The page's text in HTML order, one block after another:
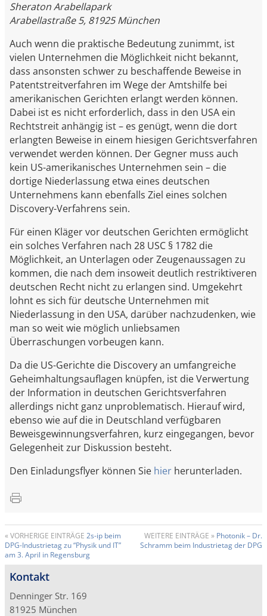
Sheraton Arabellapark
Arabellastraße 5, 81925 München
Auch wenn die praktische Bedeutung zunimmt, ist
vielen Unternehmen die Möglichkeit nicht bekannt,
dass ansonsten schwer zu beschaffende Beweise in
Patentstreitverfahren im Wege der Amtshilfe bei
amerikanischen Gerichten erlangt werden können.
Dabei ist es nicht erforderlich, dass in den USA ein
Rechtstreit anhängig ist – es genügt, wenn die dort
erlangten Beweise in einem hiesigen Gerichtsverfahren
verwendet werden können. Der Gegner muss auch
kein US-amerikanisches Unternehmen sein – die
dortige Niederlassung etwa eines deutschen
Unternehmens kann ebenfalls Ziel eines solchen
Discovery-Verfahrens sein.
Für einen Kläger vor deutschen Gerichten ermöglicht
ein solches Verfahren nach 28 USC § 1782 die
Möglichkeit, an Unterlagen oder Zeugenaussagen zu
kommen, die nach dem insoweit deutlich restriktiveren
deutschen Recht nicht zu erlangen sind. Umgekehrt
lohnt es sich für deutsche Unternehmen mit
Niederlassung in den USA, darüber nachzudenken, wie
man so weit wie möglich unliebsamen
Überraschungen vorbeugen kann.
Da die US-Gerichte die Discovery an umfangreiche
Geheimhaltungsauflagen knüpfen, ist die Verwertung
der Information in deutschen Gerichtsverfahren
allerdings nicht ganz unproblematisch. Hierauf wird,
ebenso wie auf die in Deutschland verfügbaren
Beweisgewinnungsverfahren, kurz eingegangen, bevor
Gelegenheit zur Diskussion besteht.
Den Einladungsflyer können Sie hier herunterladen.
« VORHERIGE EINTRÄGE 2s-ip beim
DPG-Industrietag zu “Physik und IT”
am 3. April in Regensburg
WEITERE EINTRÄGE » Photonik – Dr.
Schramm beim Industrietag der DPG
Kontakt
Denninger Str. 169
81925 München